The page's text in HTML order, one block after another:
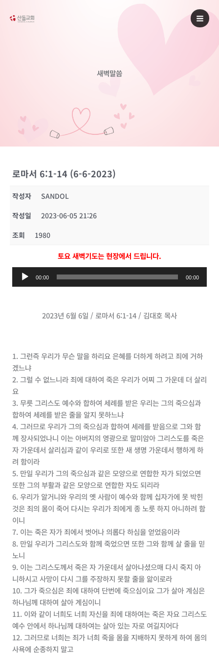
새벽말씀
로마서 6:1-14 (6-6-2023)
작성자
SANDOL
작성일
2023-06-05 21:26
조회
1980
토요 새벽기도는 현장에서 드립니다.
00:00 00:00
2023년 6월 6일 / 로마서 6:1-14 / 김대호 목사
1. 그런즉 우리가 무슨 말을 하리요 은혜를 더하게 하려고 죄에 거하
겠느냐
2. 그럴 수 없느니라 죄에 대하여 죽은 우리가 어찌 그 가운데 더 살리
요
3. 무릇 그리스도 예수와 합하여 세례를 받은 우리는 그의 죽으심과
합하여 세례를 받은 줄을 알지 못하느냐
4. 그러므로 우리가 그의 죽으심과 합하여 세례를 받음으로 그와 함
께 장사되었나니 이는 아버지의 영광으로 말미암아 그리스도를 죽은
자 가운데서 살리심과 같이 우리로 또한 새 생명 가운데서 행하게 하
려 함이라
5. 만일 우리가 그의 죽으심과 같은 모양으로 연합한 자가 되었으면
또한 그의 부활과 같은 모양으로 연합한 자도 되리라
6. 우리가 알거니와 우리의 옛 사람이 예수와 함께 십자가에 못 박힌
것은 죄의 몸이 죽어 다시는 우리가 죄에게 종 노릇 하지 아니하려 함
이니
7. 이는 죽은 자가 죄에서 벗어나 의롭다 하심을 얻었음이라
8. 만일 우리가 그리스도와 함께 죽었으면 또한 그와 함께 살 줄을 믿
노니
9. 이는 그리스도께서 죽은 자 가운데서 살아나셨으매 다시 죽지 아
니하시고 사망이 다시 그를 주장하지 못할 줄을 앎이로라
10. 그가 죽으심은 죄에 대하여 단번에 죽으심이요 그가 살아 계심은
하나님께 대하여 살아 계심이니
11. 이와 같이 너희도 너희 자신을 죄에 대하여는 죽은 자요 그리스도
예수 안에서 하나님께 대하여는 살아 있는 자로 여길지어다
12. 그러므로 너희는 죄가 너희 죽을 몸을 지배하지 못하게 하여 몸의
사욕에 순종하지 말고